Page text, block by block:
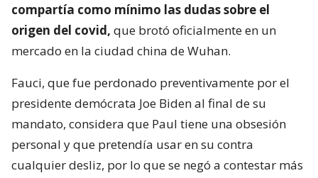
compartía como mínimo las dudas sobre el
origen del covid, que brotó oficialmente en un
mercado en la ciudad china de Wuhan.
Fauci, que fue perdonado preventivamente por el
presidente demócrata Joe Biden al final de su
mandato, considera que Paul tiene una obsesión
personal y que pretendía usar en su contra
cualquier desliz, por lo que se negó a contestar más